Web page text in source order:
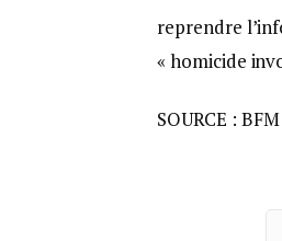
reprendre
« homicide
SOURCE :